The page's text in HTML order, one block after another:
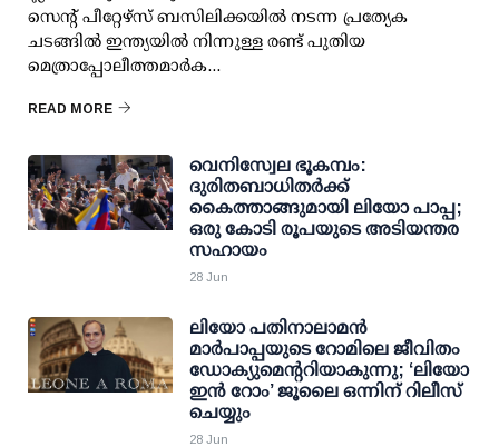
സെന്റ് പീറ്റേഴ്‌സ് ബസിലിക്കയിൽ നടന്ന പ്രത്യേക
ചടങ്ങിൽ ഇന്ത്യയിൽ നിന്നുള്ള രണ്ട് പുതിയ
മെത്രാപ്പോലീത്തമാർക...
READ MORE
വെനിസ്വേല ഭൂകമ്പം:
ദുരിതബാധിതർക്ക്
കൈത്താങ്ങുമായി ലിയോ പാപ്പ;
ഒരു കോടി രൂപയുടെ അടിയന്തര
സഹായം
28 Jun
ലിയോ പതിനാലാമൻ
മാർപാപ്പയുടെ റോമിലെ ജീവിതം
ഡോക്യുമെന്ററിയാകുന്നു; ‘ലിയോ
ഇൻ റോം’ ജൂലൈ ഒന്നിന് റിലീസ്
ചെയ്യും
28 Jun